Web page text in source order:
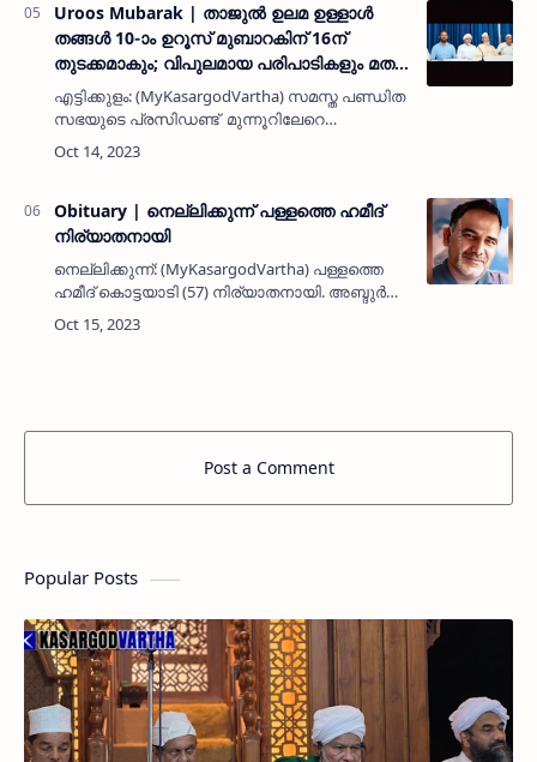
Uroos Mubarak | താജുല്‍ ഉലമ ഉള്ളാള്‍
തങ്ങള്‍ 10-ാം ഉറൂസ് മുബാറകിന് 16ന്
തുടക്കമാകും; വിപുലമായ പരിപാടികളും മത
പ്രഭാഷണ പരമ്പരയും നടക്കും
എട്ടിക്കുളം: (MyKasargodVartha) സമസ്ത പണ്ഡിത
സഭയുടെ പ്രസിഡണ്ട് മുന്നൂറിലേറെ
മഹല്ലുകളുടെ ഖാസി തുടങ്ങിയ നിലകളില്‍ ഏഴു
പതിറ്റാണ്ട് കാലം സമുദായത്തിന് ആര്‍ജ്ജവ
Obituary | നെല്ലിക്കുന്ന് പള്ളത്തെ ഹമീദ്
നിര്യാതനായി
നെല്ലിക്കുന്ന്: (MyKasargodVartha) പള്ളത്തെ
ഹമീദ് കൊട്ടയാടി (57) നിര്യാതനായി. അബ്ദുര്‍
റഹ്മാന്‍ - ആമിന ദമ്പതികളുടെ മകനാണ്. ഭാര്യ:
റസീന. മക്കള്‍: മുഹമ്മദ്, അബ്ദുല്ല, അബ്ദുര്‍
Post a Comment
Popular Posts